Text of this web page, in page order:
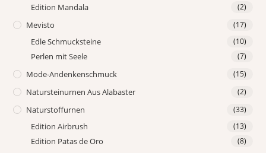
Edition Mandala (2)
Mevisto (17)
Edle Schmucksteine (10)
Perlen mit Seele (7)
Mode-Andenkenschmuck (15)
Natursteinurnen Aus Alabaster (2)
Naturstoffurnen (33)
Edition Airbrush (13)
Edition Patas de Oro (8)